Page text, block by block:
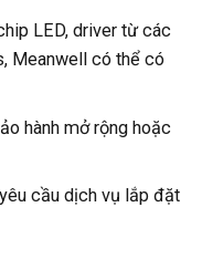
LED, driver từ các
Meanwell có thể có
hành mở rộng hoặc
cầu dịch vụ lắp đặt